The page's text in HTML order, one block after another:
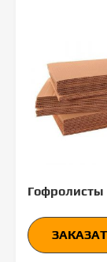
Гофролисты